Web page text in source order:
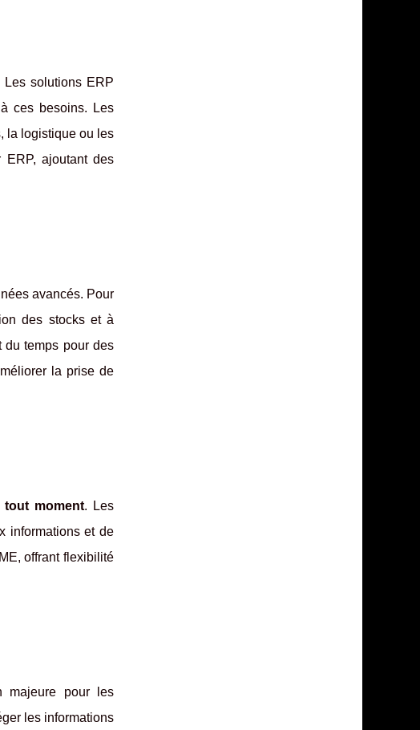
Les solutions ERP
ces besoins. Les
la logistique ou les
ERP, ajoutant des
avancés. Pour
des stocks et à
du temps pour des
la prise de
moment. Les
informations et de
offrant flexibilité
majeure pour les
les informations